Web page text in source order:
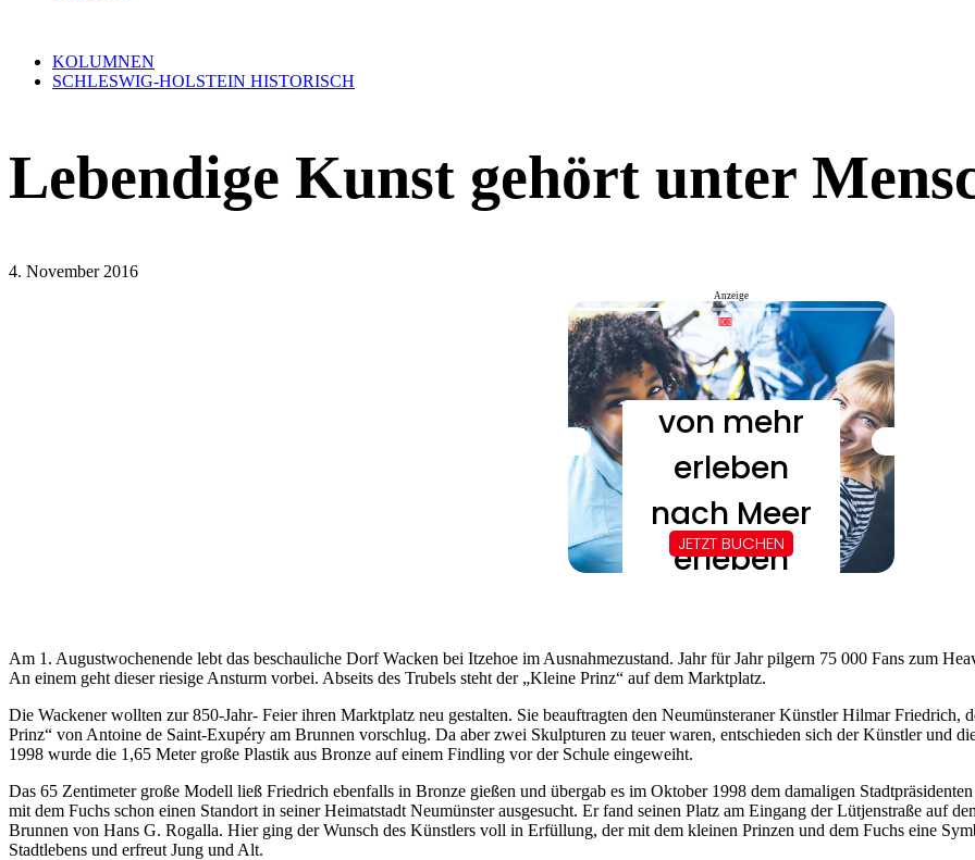
KOLUMNEN
SCHLESWIG-HOLSTEIN HISTORISCH
Lebendige Kunst gehört unter
4. November 2016
Anzeige
Am 1. Augustwochenende lebt das beschauliche Dorf Wacken bei Itzehoe im Ausnahmezustand. Jahr für Jahr pilgern 75 000 Fans zum
An einem geht dieser riesige Ansturm vorbei. Abseits des Trubels steht der „Kleine Prinz“ auf dem Marktplatz.
Die Wackener wollten zur 850-Jahr- Feier ihren Marktplatz neu gestalten. Sie beauftragten den Neumünsteraner Künstler Hilmar Friedrich,
Prinz“ von Antoine de Saint-Exupéry am Brunnen vorschlug. Da aber zwei Skulpturen zu teuer waren, entschieden sich der Künstler und
1998 wurde die 1,65 Meter große Plastik aus Bronze auf einem Findling vor der Schule eingeweiht.
Das 65 Zentimeter große Modell ließ Friedrich ebenfalls in Bronze gießen und übergab es im Oktober 1998 dem damaligen
mit dem Fuchs schon einen Standort in seiner Heimatstadt Neumünster ausgesucht. Er fand seinen Platz am Eingang der Lütjenstraße auf
Brunnen von Hans G. Rogalla. Hier ging der Wunsch des Künstlers voll in Erfüllung, der mit dem kleinen Prinzen und dem Fuchs eine
Stadtlebens und erfreut Jung und Alt.